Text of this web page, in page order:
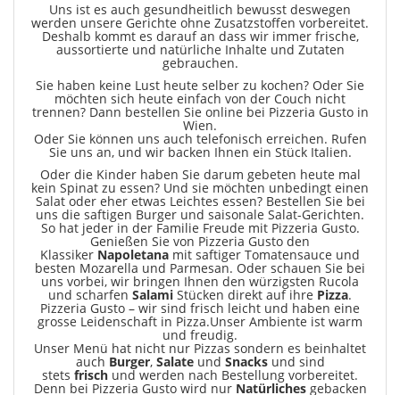
Uns ist es auch gesundheitlich bewusst deswegen
werden unsere Gerichte ohne Zusatzstoffen vorbereitet.
Deshalb kommt es darauf an dass wir immer frische,
aussortierte und natürliche Inhalte und Zutaten
gebrauchen.
Sie haben keine Lust heute selber zu kochen? Oder Sie
möchten sich heute einfach von der Couch nicht
trennen? Dann bestellen Sie online bei Pizzeria Gusto in
Wien.
Oder Sie können uns auch telefonisch erreichen. Rufen
Sie uns an, und wir backen Ihnen ein Stück Italien.
Oder die Kinder haben Sie darum gebeten heute mal
kein Spinat zu essen? Und sie möchten unbedingt einen
Salat oder eher etwas Leichtes essen? Bestellen Sie bei
uns die saftigen Burger und saisonale Salat-Gerichten.
So hat jeder in der Familie Freude mit Pizzeria Gusto.
Genießen Sie von Pizzeria Gusto den
Klassiker Napoletana mit saftiger Tomatensauce und
besten Mozarella und Parmesan. Oder schauen Sie bei
uns vorbei, wir bringen Ihnen den würzigsten Rucola
und scharfen Salami Stücken direkt auf ihre Pizza.
Pizzeria Gusto – wir sind frisch leicht und haben eine
grosse Leidenschaft in Pizza.Unser Ambiente ist warm
und freudig.
Unser Menü hat nicht nur Pizzas sondern es beinhaltet
auch Burger, Salateund Snacksund sind
stets frisch und werden nach Bestellung vorbereitet.
Denn bei Pizzeria Gusto wird nur Natürlichesgebacken